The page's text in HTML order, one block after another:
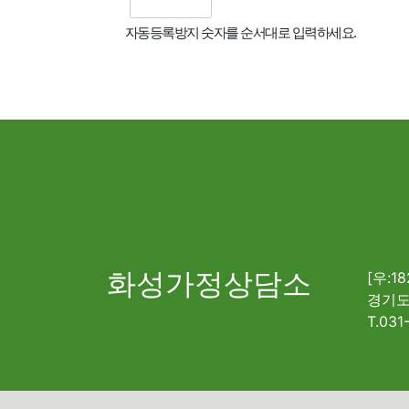
자동등록방지 숫자를 순서대로 입력하세요.
화성가정상담소
[우
경기